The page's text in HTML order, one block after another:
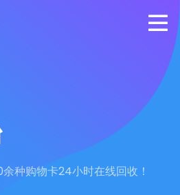
余种购物卡24小时在线回收！